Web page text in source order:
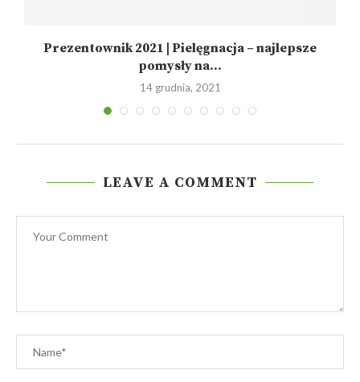
Prezentownik 2021 | Pielęgnacja – najlepsze
pomysły na...
14 grudnia, 2021
LEAVE A COMMENT